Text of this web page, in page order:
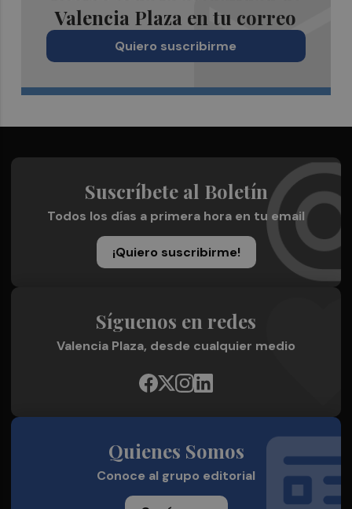
Valencia Plaza en tu correo
Quiero suscribirme
Suscríbete al Boletín
Todos los días a primera hora en tu email
¡Quiero suscribirme!
Síguenos en redes
Valencia Plaza, desde cualquier medio
Quienes Somos
Conoce al grupo editorial